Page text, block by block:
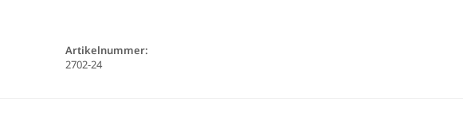
Artikelnummer:
2702-24